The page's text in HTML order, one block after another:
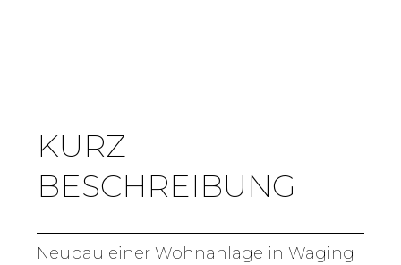
KURZ
BESCHREIBUNG
Neubau einer Wohnanlage in Waging